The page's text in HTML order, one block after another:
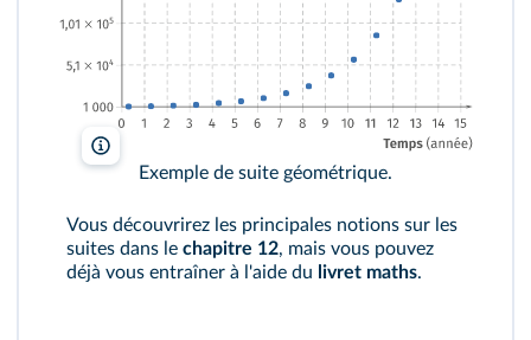
Exemple de suite géométrique.
Vous découvrirez les principales notions sur les
suites dans le chapitre 12, mais vous pouvez
déjà vous entraîner à l'aide du livret maths.